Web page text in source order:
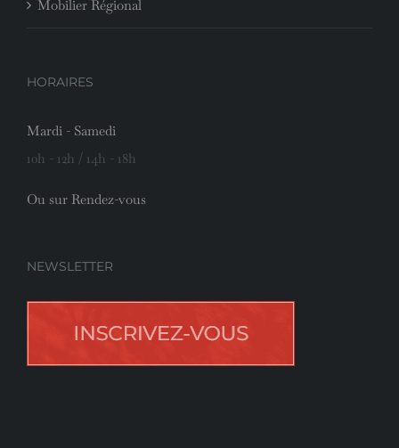
Les estampilles
Ou sur Rendez-vous
NEWSLETTER